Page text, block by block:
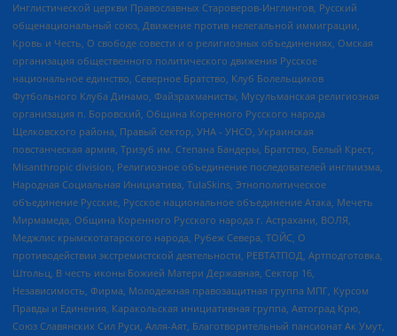
Инглистической церкви Православных Староверов-Инглингов, Русский
общенациональный союз, Движение против нелегальной иммиграции,
Кровь и Честь, О свободе совести и о религиозных объединениях, Омская
организация общественного политического движения Русское
национальное единство, Северное Братство, Клуб Болельщиков
Футбольного Клуба Динамо, Файзрахманисты, Мусульманская религиозная
организация п. Боровский, Община Коренного Русского народа
Щелковского района, Правый сектор, УНА - УНСО, Украинская
повстанческая армия, Тризуб им. Степана Бандеры, Братство, Белый Крест,
Misanthropic division, Религиозное объединение последователей инглиизма,
Народная Социальная Инициатива, TulaSkins, Этнополитическое
объединение Русские, Русское национальное объединение Атака, Мечеть
Мирмамеда, Община Коренного Русского народа г. Астрахани, ВОЛЯ,
Меджлис крымскотатарского народа, Рубеж Севера, ТОЙС, О
противодействии экстремистской деятельности, РЕВТАТПОД, Артподготовка,
Штольц, В честь иконы Божией Матери Державная, Сектор 16,
Независимость, Фирма, Молодежная правозащитная группа МПГ, Курсом
Правды и Единения, Каракольская инициативная группа, Автоград Крю,
Союз Славянских Сил Руси, Алля-Аят, Благотворительный пансионат Ак Умут,